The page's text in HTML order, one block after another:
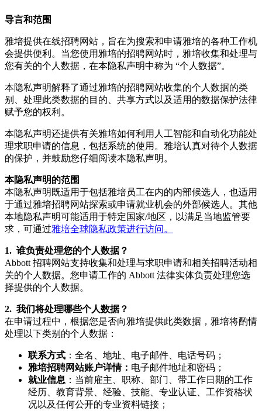
导言和范围
雅培提供在线招聘网站，旨在为搜索和申请雅培的各种工作机
会提供便利。当您使用雅培的招聘网站时，雅培收集和处理与
您有关的个人数据，在本隐私声明中称为 “个人数据”。
本隐私声明解释了通过雅培的招聘网站收集的个人数据的类
别、处理此类数据的目的、共享方式以及适用的数据保护法律
赋予您的权利。
本隐私声明还提供有关雅培如何利用人工智能和自动化功能处
理求职申请的信息，包括系统的使用。雅培认真对待个人数据
的保护，并鼓励您仔细阅读本隐私声明。
本隐私声明的范围
本隐私声明既适用于包括雅培员工在内的内部候选人，也适用
于通过雅培招聘网站探索或申请就业机会的外部候选人。其他
本地隐私声明可能适用于特定国家/地区，以满足当地监管要
求，可通过雅培全球隐私政策进行访问。
1. 谁负责处理您的个人数据？
Abbott 招聘网站支持收集和处理与求职申请和相关招聘活动相
关的个人数据。您申请工作的 Abbott 法律实体负责处理您选
择提供的个人数据。
2. 我们将处理哪些个人数据？
在申请过程中，根据您是否向雅培提供此类数据，雅培将酌情
处理以下类别的个人数据：
联系方式 ：全名、地址、电子邮件、电话号码；
雅培招聘网站账户详情： 电子邮件地址和密码；
就业信息 ：当前雇主、职称、部门、带工作日期的工作
经历、教育背景、经验、技能、专业认证、工作资格状
况以及任何公开的专业资料链接；